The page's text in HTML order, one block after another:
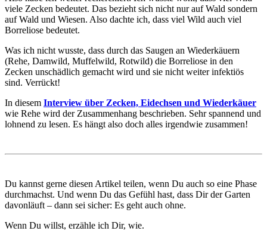
viele Zecken bedeutet. Das bezieht sich nicht nur auf Wald sondern
auf Wald und Wiesen. Also dachte ich, dass viel Wild auch viel
Borreliose bedeutet.
Was ich nicht wusste, dass durch das Saugen an Wiederkäuern
(Rehe, Damwild, Muffelwild, Rotwild) die Borreliose in den
Zecken unschädlich gemacht wird und sie nicht weiter infektiös
sind. Verrückt!
In diesem Interview über Zecken, Eidechsen und Wiederkäuer
wie Rehe wird der Zusammenhang beschrieben. Sehr spannend und
lohnend zu lesen. Es hängt also doch alles irgendwie zusammen!
Du kannst gerne diesen Artikel teilen, wenn Du auch so eine Phase
durchmachst. Und wenn Du das Gefühl hast, dass Dir der Garten
davonläuft – dann sei sicher: Es geht auch ohne.
Wenn Du willst, erzähle ich Dir, wie.